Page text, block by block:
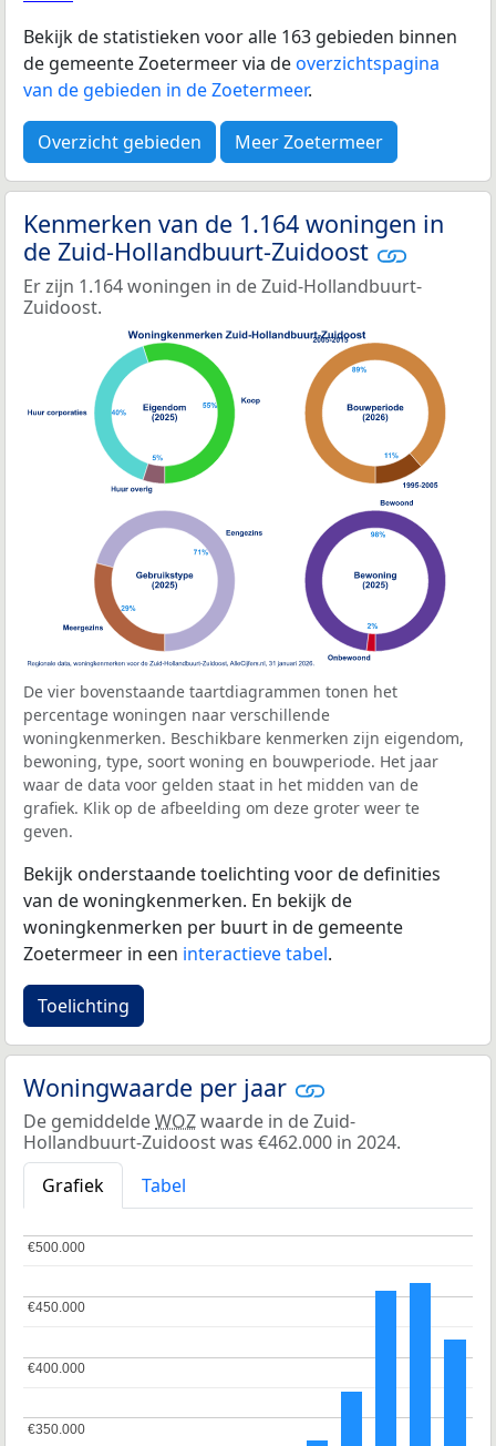
Bekijk de statistieken voor alle 163 gebieden binnen
de gemeente Zoetermeer via deoverzichtspagina
van de gebieden in de Zoetermeer.
Overzicht gebieden Meer Zoetermeer
Kenmerken van de 1.164 woningen in
de Zuid-Hollandbuurt-Zuidoost
Er zijn 1.164 woningen in de Zuid-Hollandbuurt-
Zuidoost.
De vier bovenstaande taartdiagrammen tonen het
percentage woningen naar verschillende
woningkenmerken. Beschikbare kenmerken zijn eigendom,
bewoning, type, soort woning en bouwperiode. Het jaar
waar de data voor gelden staat in het midden van de
grafiek. Klik op de afbeelding om deze groter weer te
geven.
Bekijk onderstaande toelichting voor de definities
van de woningkenmerken. En bekijk de
woningkenmerken per buurt in de gemeente
Zoetermeer in een interactieve tabel.
Toelichting
Woningwaarde per jaar
De gemiddeldeWOZwaarde in de Zuid-
Hollandbuurt-Zuidoost was €462.000 in 2024.
Grafiek
Tabel
€350.000
€350.000
€400.000
€400.000
€450.000
€450.000
€500.000
€500.000